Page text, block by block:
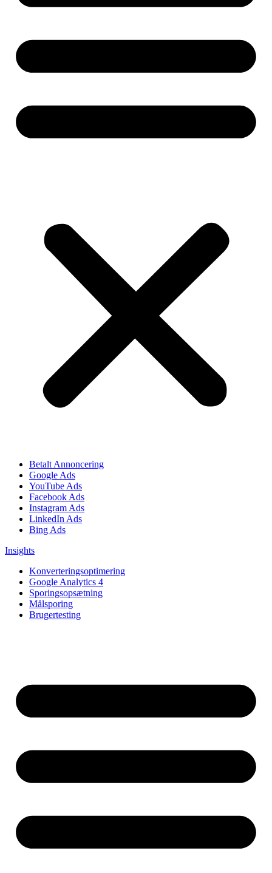
Betalt Annoncering
Google Ads
YouTube Ads
Facebook Ads
Instagram Ads
LinkedIn Ads
Bing Ads
Insights
Konverteringsoptimering
Google Analytics 4
Sporingsopsætning
Målsporing
Brugertesting